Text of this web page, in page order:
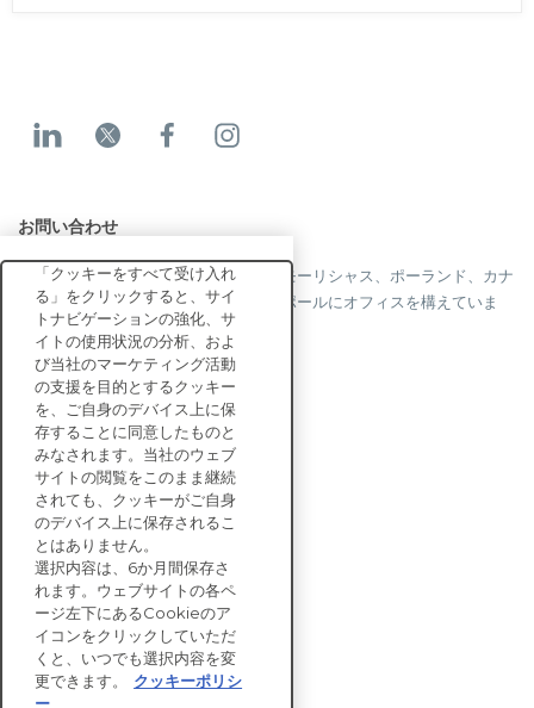
お問い合わせ
当社はフランス、米国、英国、香港、モーリシャス、ポーランド、カナ
ダ、ドイツ、日本、スペイン、シンガポールにオフィスを構えていま
す。
お問い合わせ
エンタープライズ向け
ソリューション
サステナビリティ
評価
リソース
企業情報
「クッキーをすべて受け入れ
る」をクリックすると、サイ
トナビゲーションの強化、サ
イトの使用状況の分析、およ
び当社のマーケティング活動
の支援を目的とするクッキー
を、ご自身のデバイス上に保
存することに同意したものと
みなされます。当社のウェブ
サイトの閲覧をこのまま継続
されても、クッキーがご自身
のデバイス上に保存されるこ
とはありません。
選択内容は、6か月間保存さ
れます。ウェブサイトの各ペ
ージ左下にあるCookieのア
イコンをクリックしていただ
くと、いつでも選択内容を変
更できます。
クッキーポリシ
ー